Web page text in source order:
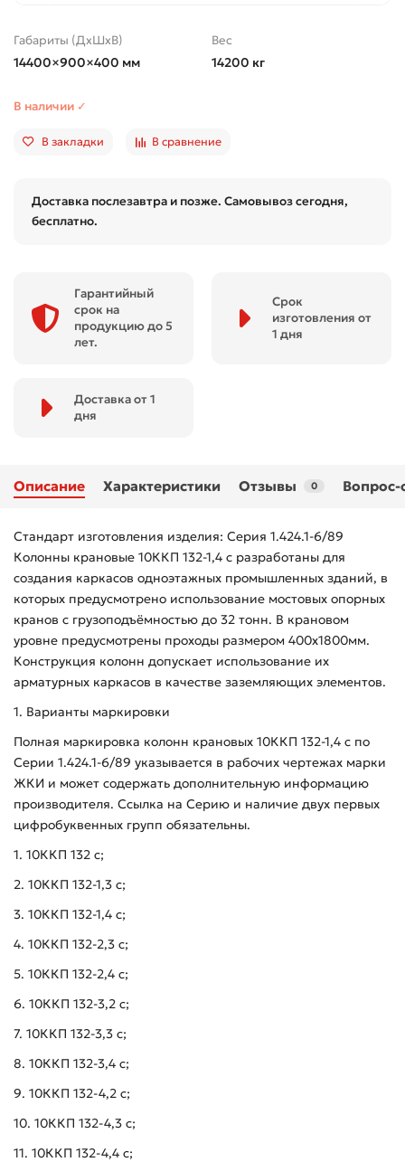
Габариты (ДхШхВ)
14400×900×400 мм
Вес
14200 кг
В наличии ✓
В закладки В сравнение
Доставка послезавтра и позже. Самовывоз сегодня,
бесплатно.
Гарантийный
срок на
продукцию до 5
лет.
Срок
изготовления от
1 дня
Доставка от 1
дня
Описание Характеристики Отзывы 0 Вопрос-
Стандарт изготовления изделия: Серия 1.424.1-6/89
Колонны крановые 10ККП 132-1,4 с разработаны для
создания каркасов одноэтажных промышленных зданий, в
которых предусмотрено использование мостовых опорных
кранов с грузоподъёмностью до 32 тонн. В крановом
уровне предусмотрены проходы размером 400х1800мм.
Конструкция колонн допускает использование их
арматурных каркасов в качестве заземляющих элементов.
1. Варианты маркировки
Полная маркировка колонн крановых 10ККП 132-1,4 с по
Серии 1.424.1-6/89 указывается в рабочих чертежах марки
ЖКИ и может содержать дополнительную информацию
производителя. Ссылка на Серию и наличие двух первых
цифробуквенных групп обязательны.
1. 10ККП 132 с;
2. 10ККП 132-1,3 с;
3. 10ККП 132-1,4 с;
4. 10ККП 132-2,3 с;
5. 10ККП 132-2,4 с;
6. 10ККП 132-3,2 с;
7. 10ККП 132-3,3 с;
8. 10ККП 132-3,4 с;
9. 10ККП 132-4,2 с;
10. 10ККП 132-4,3 с;
11. 10ККП 132-4,4 с;